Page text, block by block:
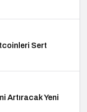
Sert
Artıracak Yeni